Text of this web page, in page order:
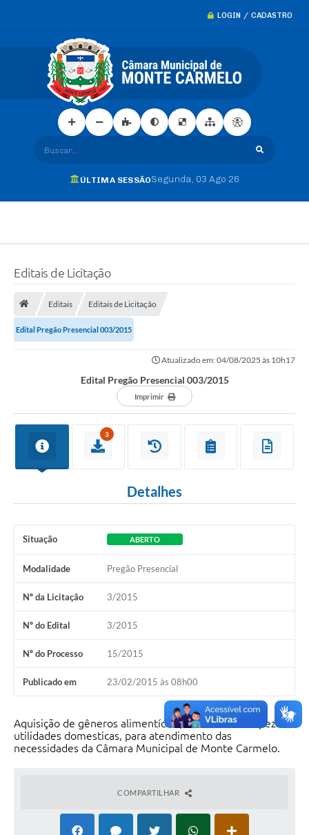
LOGIN / CADASTRO
Buscar...
ÚLTIMA SESSÃOSegunda 03 Ago 26
Editais de Licitação
Editais Editais de Licitação
Edital Pregão Presencial 003/2015
Atualizado em: 04/08/2025 às 10h17
Edital Pregão Presencial 003/2015
Imprimir
3
Detalhes
Situação ABERTO
Modalidade Pregão Presencial
Nº da Licitação 3/2015
Nº do Edital 3/2015
Nº do Processo 15/2015
Publicado em 23/02/2015 às 08h00
Aquisição de gêneros alimentícios, material de limpeza e
utilidades domesticas, para atendimento das
necessidades da Câmara Municipal de Monte Carmelo.
COMPARTILHAR